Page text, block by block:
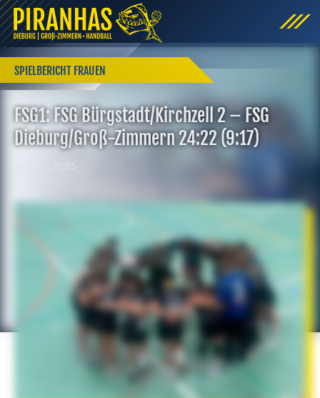
SPIELBERICHT FRAUEN
FSG1: FSG Bürgstadt/Kirchzell 2 – FSG
Dieburg/Groß-Zimmern 24:22 (9:17)